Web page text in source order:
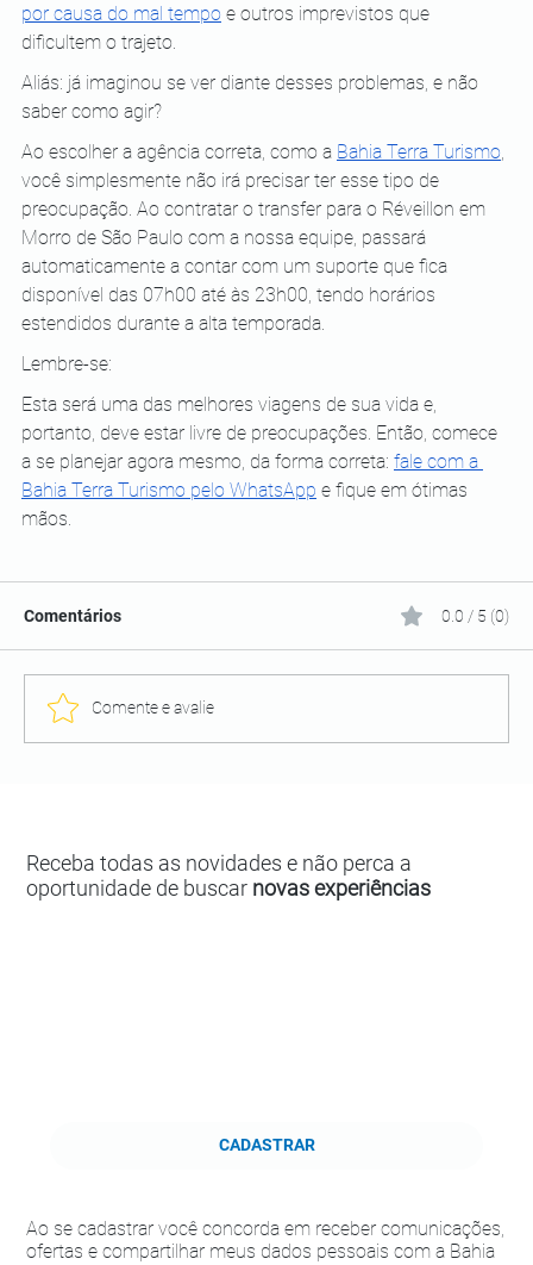
por causa do mal tempo e outros imprevistos que
dificultem o trajeto.
Aliás: já imaginou se ver diante desses problemas, e não
saber como agir?
Ao escolher a agência correta, como a Bahia Terra Turismo,
você simplesmente não irá precisar ter esse tipo de
preocupação. Ao contratar o transfer para o Réveillon em
Morro de São Paulo com a nossa equipe, passará
automaticamente a contar com um suporte que fica
disponível das 07h00 até às 23h00, tendo horários
estendidos durante a alta temporada.
Lembre-se:
Esta será uma das melhores viagens de sua vida e,
portanto, deve estar livre de preocupações. Então, comece
a se planejar agora mesmo, da forma correta: fale com a
Bahia Terra Turismo pelo WhatsApp e fique em ótimas
mãos.
Comentários 0.0 / 5 (0)
Comente e avalie
Receba todas as novidades e não perca a
oportunidade de buscar novas experiências
CADASTRAR
Ao se cadastrar você concorda em receber comunicações,
ofertas e compartilhar meus dados pessoais com a Bahia